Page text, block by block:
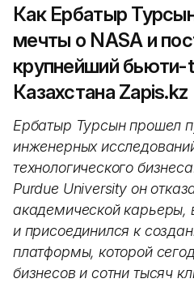
Как Ербатыр
мечты о NASA и
крупнейший бьюти-
Казахстана Zapis.kz
Ербатыр Турсын прошел
инженерных
технологического
Purdue University он
академической карьеры,
и присоединился к
платформы, которой
бизнесов и сотни тысяч